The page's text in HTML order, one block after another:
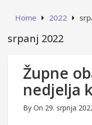
Home 2022
srpanj 2022
Župne
nedjelja
By On 29. srpnja